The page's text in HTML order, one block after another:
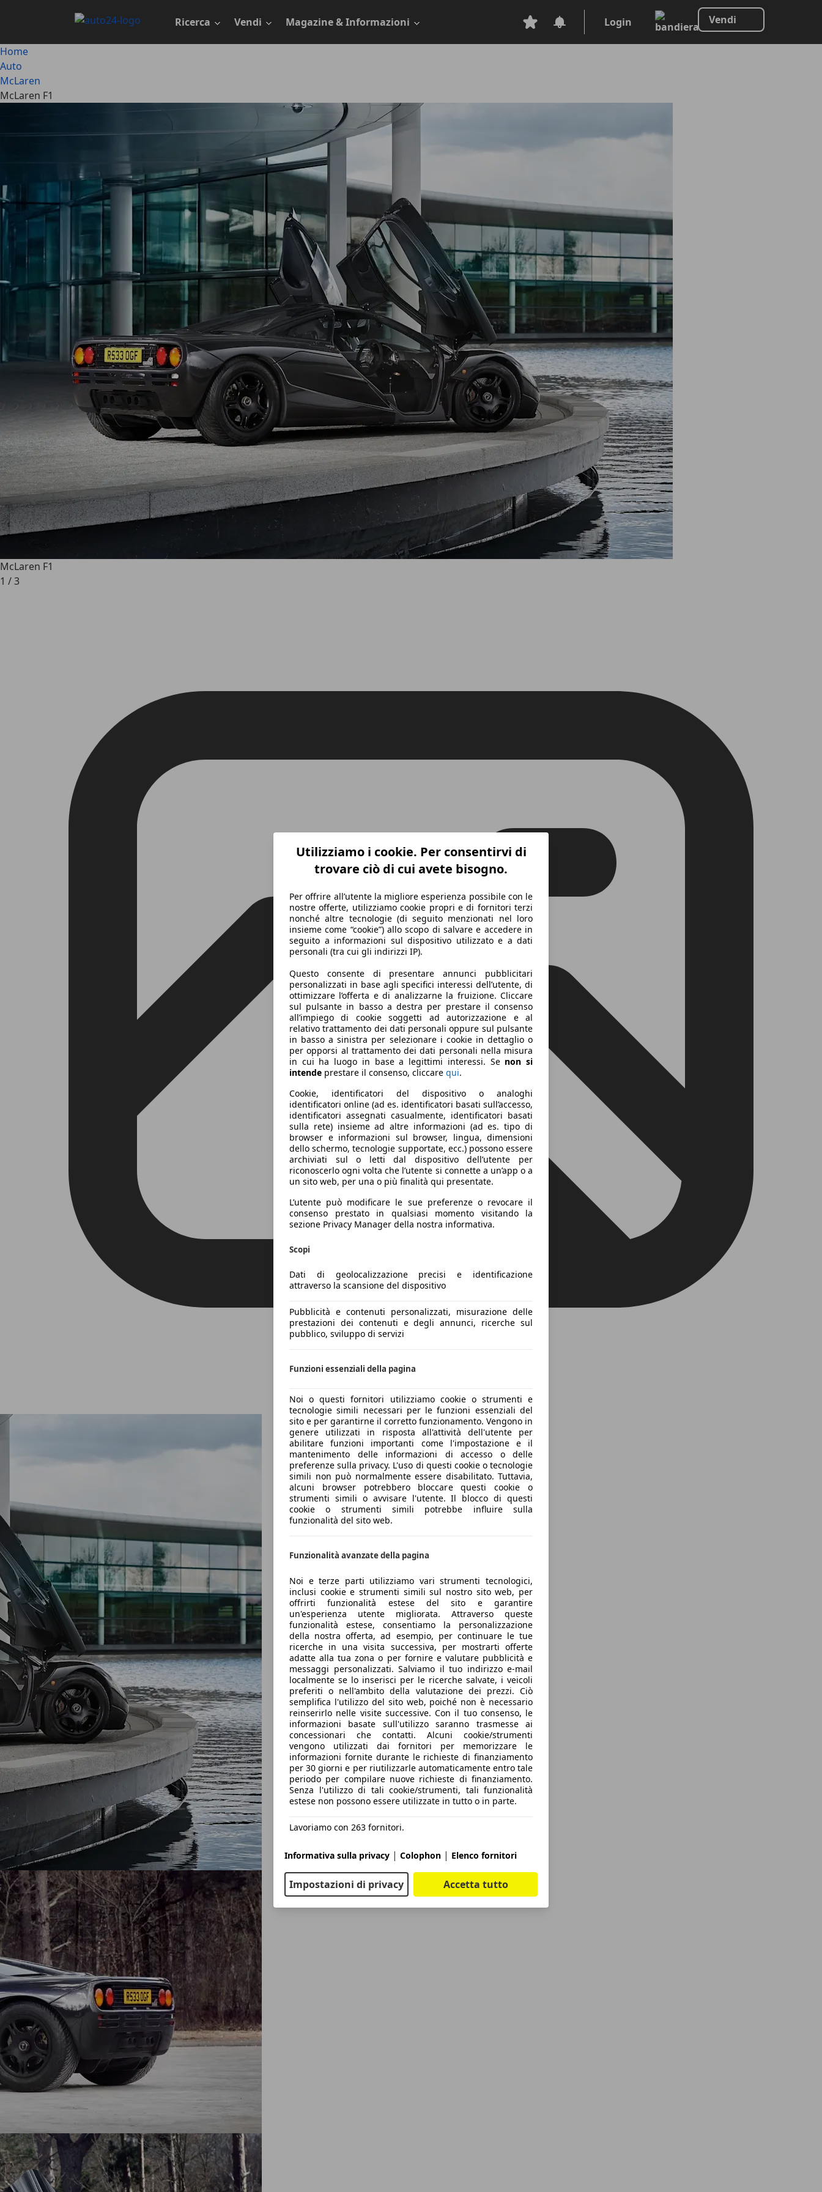
principale
Ricerca Vendi Magazine & Informazioni Login Vendi
Home
Auto
McLaren
McLaren F1
McLaren F1
1 /3
Utilizziamo i cookie. Per consentirvi di
trovare ciò di cui avete bisogno.
Per offrire all’utente la migliore esperienza possibile con le
nostre offerte, utilizziamo cookie propri e di fornitori terzi
nonché altre tecnologie (di seguito menzionati nel loro
insieme come “cookie”) allo scopo di salvare e accedere in
seguito a informazioni sul dispositivo utilizzato e a dati
personali (tra cui gli indirizzi IP).
Questo consente di presentare annunci pubblicitari
personalizzati in base agli specifici interessi dell’utente, di
ottimizzare l’offerta e di analizzarne la fruizione. Cliccare
sul pulsante in basso a destra per prestare il consenso
all’impiego di cookie soggetti ad autorizzazione e al
relativo trattamento dei dati personali oppure sul pulsante
in basso a sinistra per selezionare i cookie in dettaglio o
per opporsi al trattamento dei dati personali nella misura
in cui ha luogo in base a legittimi interessi. Se non si
intende prestare il consenso, cliccare qui.
Cookie, identificatori del dispositivo o analoghi
identificatori online (ad es. identificatori basati sull’accesso,
identificatori assegnati casualmente, identificatori basati
sulla rete) insieme ad altre informazioni (ad es. tipo di
browser e informazioni sul browser, lingua, dimensioni
dello schermo, tecnologie supportate, ecc.) possono essere
archiviati sul o letti dal dispositivo dell’utente per
riconoscerlo ogni volta che l’utente si connette a un’app o a
un sito web, per una o più finalità qui presentate.
L’utente può modificare le sue preferenze o revocare il
consenso prestato in qualsiasi momento visitando la
sezione Privacy Manager della nostra informativa.
Scopi
Dati di geolocalizzazione precisi e identificazione
attraverso la scansione del dispositivo
Pubblicità e contenuti personalizzati, misurazione delle
prestazioni dei contenuti e degli annunci, ricerche sul
pubblico, sviluppo di servizi
Funzioni essenziali della pagina
Noi o questi fornitori utilizziamo cookie o strumenti e
tecnologie simili necessari per le funzioni essenziali del
sito e per garantirne il corretto funzionamento. Vengono in
genere utilizzati in risposta all'attività dell'utente per
abilitare funzioni importanti come l'impostazione e il
mantenimento delle informazioni di accesso o delle
preferenze sulla privacy. L'uso di questi cookie o tecnologie
simili non può normalmente essere disabilitato. Tuttavia,
alcuni browser potrebbero bloccare questi cookie o
strumenti simili o avvisare l'utente. Il blocco di questi
cookie o strumenti simili potrebbe influire sulla
funzionalità del sito web.
Funzionalità avanzate della pagina
Noi e terze parti utilizziamo vari strumenti tecnologici,
inclusi cookie e strumenti simili sul nostro sito web, per
offrirti funzionalità estese del sito e garantire
un'esperienza utente migliorata. Attraverso queste
funzionalità estese, consentiamo la personalizzazione
della nostra offerta, ad esempio, per continuare le tue
ricerche in una visita successiva, per mostrarti offerte
adatte alla tua zona o per fornire e valutare pubblicità e
messaggi personalizzati. Salviamo il tuo indirizzo e-mail
localmente se lo inserisci per le ricerche salvate, i veicoli
preferiti o nell'ambito della valutazione dei prezzi. Ciò
semplifica l'utilizzo del sito web, poiché non è necessario
reinserirlo nelle visite successive. Con il tuo consenso, le
informazioni basate sull'utilizzo saranno trasmesse ai
concessionari che contatti. Alcuni cookie/strumenti
vengono utilizzati dai fornitori per memorizzare le
informazioni fornite durante le richieste di finanziamento
per 30 giorni e per riutilizzarle automaticamente entro tale
periodo per compilare nuove richieste di finanziamento.
Senza l'utilizzo di tali cookie/strumenti, tali funzionalità
estese non possono essere utilizzate in tutto o in parte.
Lavoriamo con 263 fornitori.
Informativa sulla privacy | Colophon | Elenco fornitori
Impostazioni di privacy Accetta tutto